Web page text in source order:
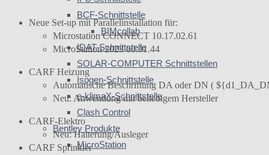
BCF-Schnittstelle
BIMcollab
IDAT-Schnittstelle
SOLAR-COMPUTER Schnittstellen
Isogen-Schnittstelle
e-klimaX-Schnittstelle
Clash Control
Bentley Produkte
MicroStation
Neue Set-up mit Parallelinstallation für:
Microstation CONNECT 10.17.02.61
MicroStation 2023 00.01.44
CARF Heizung
Automatische Beschriftung DA oder DN (
Neu: Anwendung mit beliebigem Hersteller
CARF-Elektro
Neu: Halterung/Ausleger
CARF Sprinkler